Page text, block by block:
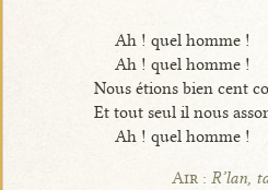
Ah ! quel homme !
Ah ! quel homme !
Nous étions bien cent
Et tout seul il nous
Ah ! quel homme !
Air :R’lan,